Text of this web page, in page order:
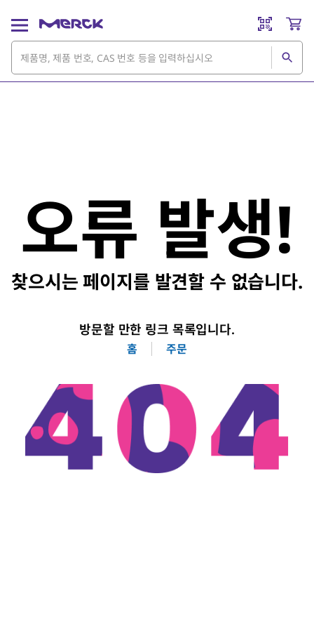
오류 발생!
찾으시는 페이지를 발견할 수 없습니다.
방문할 만한 링크 목록입니다.
홈 주문